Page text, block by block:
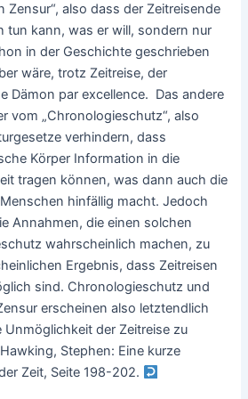
Zensur“, also dass der Zeitreisende
tun kann, was er will, sondern nur
in der Geschichte geschrieben
wäre, trotz Zeitreise, der
Dämon par excellence. Das andere
vom „Chronologieschutz“, also
verhindern, dass
Körper Information in die
tragen können, was dann auch die
hinfällig macht. Jedoch
Annahmen, die einen solchen
wahrscheinlich machen, zu
Ergebnis, dass Zeitreisen
sind. Chronologieschutz und
erscheinen also letztendlich
Unmöglichkeit der Zeitreise zu
Stephen: Eine kurze
Zeit, Seite 198-202.